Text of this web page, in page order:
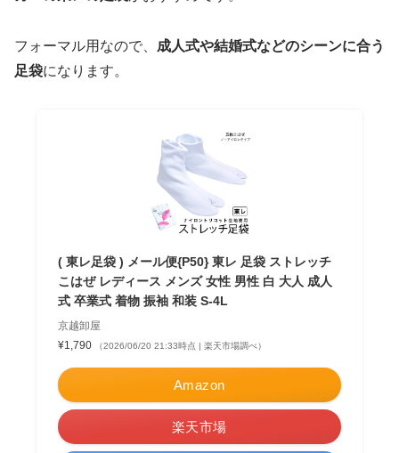
フォーマル用なので、 成人式や結婚式などのシーンに合う
足袋になります。
( 東レ足袋 ) メール便{P50} 東レ 足袋 ストレッチ
こはぜ レディース メンズ 女性 男性 白 大人 成人
式 卒業式 着物 振袖 和装 S-4L
京越卸屋
¥1,790
（2026/06/20 21:33時点 | 楽天市場調べ）
Amazon
楽天市場